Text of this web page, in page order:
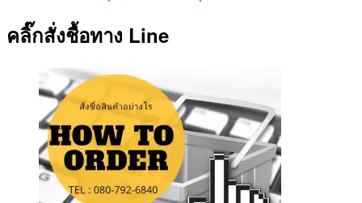
คลิ๊กสั่งชื้อทาง Line